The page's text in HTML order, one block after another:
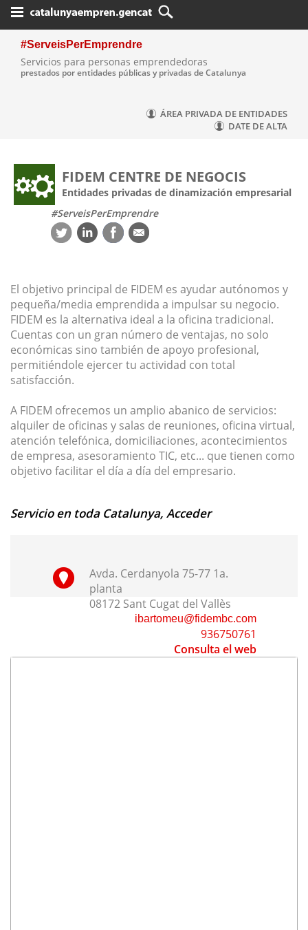
Saltar al contenido
#ServeisPerEmprendre
Servicios para personas emprendedoras
prestados por entidades públicas y privadas de Catalunya
ÁREA PRIVADA DE ENTIDADES
DATE DE ALTA
FIDEM CENTRE DE NEGOCIS
Entidades privadas de dinamización empresarial
#ServeisPerEmprendre
El objetivo principal de FIDEM es ayudar autónomos y
pequeña/media emprendida a impulsar su negocio.
FIDEM es la alternativa ideal a la oficina tradicional.
Cuentas con un gran número de ventajas, no solo
económicas sino también de apoyo profesional,
permitiéndole ejercer tu actividad con total
satisfacción.
A FIDEM ofrecemos un amplio abanico de servicios:
alquiler de oficinas y salas de reuniones, oficina virtual,
atención telefónica, domiciliaciones, acontecimientos
de empresa, asesoramiento TIC, etc... que tienen como
objetivo facilitar el día a día del empresario.
Servicio en toda Catalunya, Acceder
Avda. Cerdanyola 75-77 1a.
planta
08172 Sant Cugat del Vallès
ibartomeu@fidembc.com
936750761
Consulta el web